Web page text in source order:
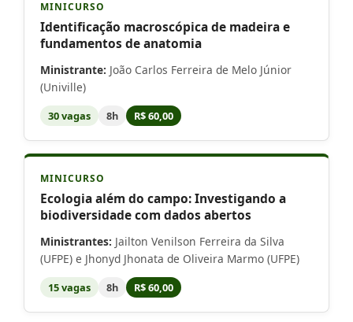
MINICURSO
Identificação macroscópica de madeira e
fundamentos de anatomia
Ministrante: João Carlos Ferreira de Melo Júnior
(Univille)
30 vagas 8h R$ 60,00
MINICURSO
Ecologia além do campo: Investigando a
biodiversidade com dados abertos
Ministrantes: Jailton Venilson Ferreira da Silva
(UFPE) e Jhonyd Jhonata de Oliveira Marmo (UFPE)
15 vagas 8h R$ 60,00